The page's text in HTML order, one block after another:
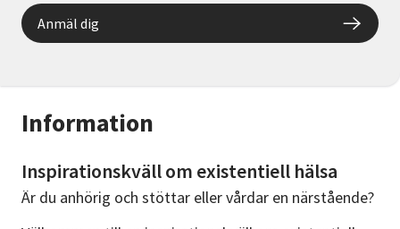
Information
Inspirationskväll om existentiell hälsa
Är du anhörig och stöttar eller vårdar en närstående?
Anmäl dig